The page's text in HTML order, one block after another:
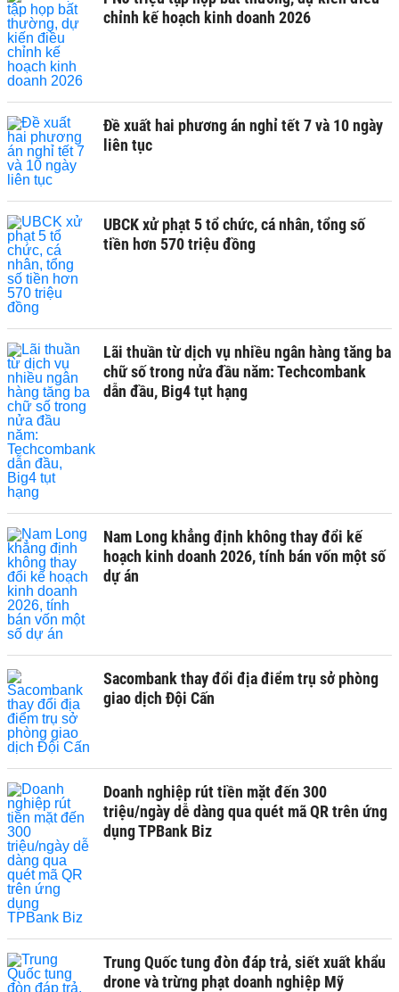
chỉnh kế hoạch kinh doanh 2026
Đề xuất hai phương án nghỉ tết 7 và 10 ngày
liên tục
UBCK xử phạt 5 tổ chức, cá nhân, tổng số
tiền hơn 570 triệu đồng
Lãi thuần từ dịch vụ nhiều ngân hàng tăng ba
chữ số trong nửa đầu năm: Techcombank
dẫn đầu, Big4 tụt hạng
Nam Long khẳng định không thay đổi kế
hoạch kinh doanh 2026, tính bán vốn một số
dự án
Sacombank thay đổi địa điểm trụ sở phòng
giao dịch Đội Cấn
Doanh nghiệp rút tiền mặt đến 300
triệu/ngày dễ dàng qua quét mã QR trên ứng
dụng TPBank Biz
Trung Quốc tung đòn đáp trả, siết xuất khẩu
drone và trừng phạt doanh nghiệp Mỹ